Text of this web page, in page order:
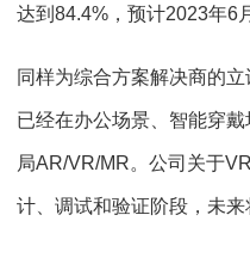
达到84.4%，预计2023年6
同样为综合方案解决商的立
已经在办公场景、智能穿
局AR/VR/MR。公司关于
计、调试和验证阶段，未来